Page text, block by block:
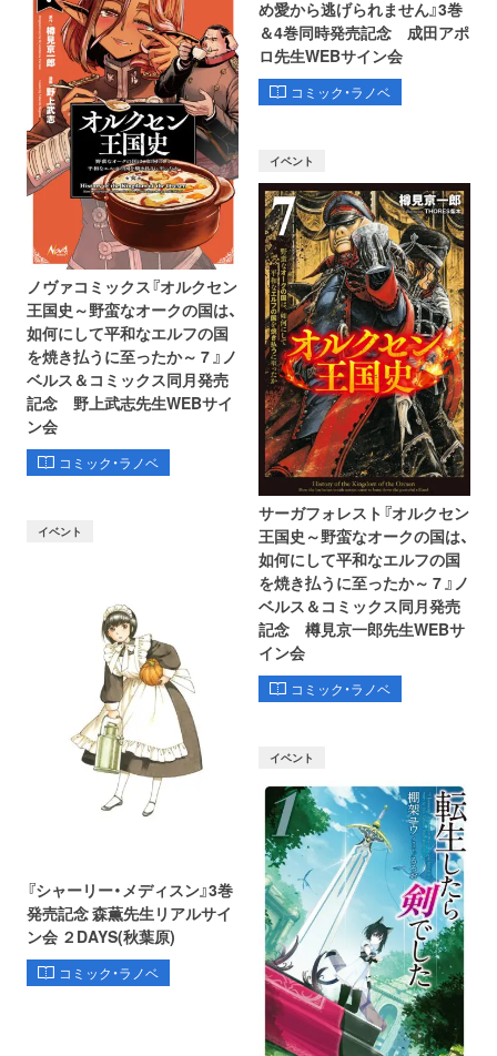
め愛から逃げられません』3巻
＆4巻同時発売記念 成田アポ
ロ先生WEBサイン会
コミック・ラノベ
ノヴァコミックス『オルクセン
王国史～野蛮なオークの国は、
如何にして平和なエルフの国
を焼き払うに至ったか～ 7 』ノ
ベルス＆コミックス同月発売
記念 野上武志先生WEBサイ
ン会
コミック・ラノベ
イベント
サーガフォレスト『オルクセン
王国史～野蛮なオークの国は、
如何にして平和なエルフの国
を焼き払うに至ったか～ 7 』ノ
ベルス＆コミックス同月発売
記念 樽見京一郎先生WEBサ
イン会
コミック・ラノベ
イベント
『シャーリー・メディスン』3巻
発売記念 森薫先生リアルサイ
ン会 ２DAYS(秋葉原)
コミック・ラノベ
イベント